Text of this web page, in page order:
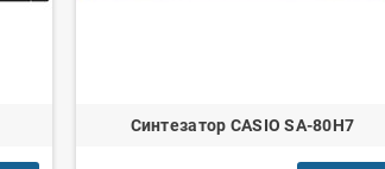
Синтезатор CASIO SA-80H7